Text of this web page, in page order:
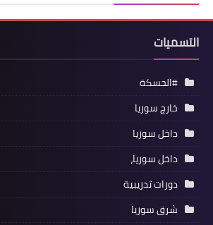
التسميات
#الحسكة
خارج سوريا
داخل سوريا
داخل سوريا،
دورات تدريبية
شرق سوريا